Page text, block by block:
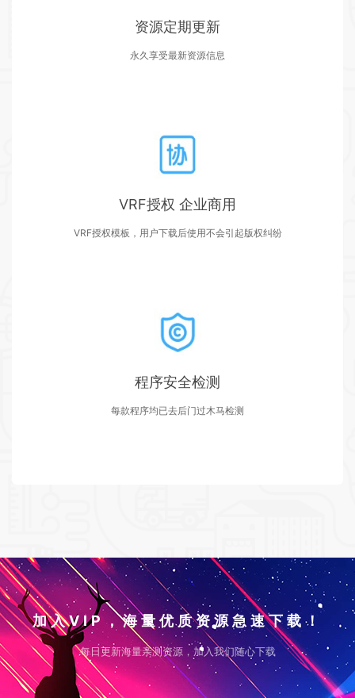
资源定期更新
永久享受最新资源信息
VRF授权 企业商用
VRF授权模板，用户下载后使用不会引起版权纠纷
程序安全检测
每款程序均已去后门过木马检测
加入VIP，海量优质资源急速下载！
每日更新海量亲测资源，加入我们随心下载